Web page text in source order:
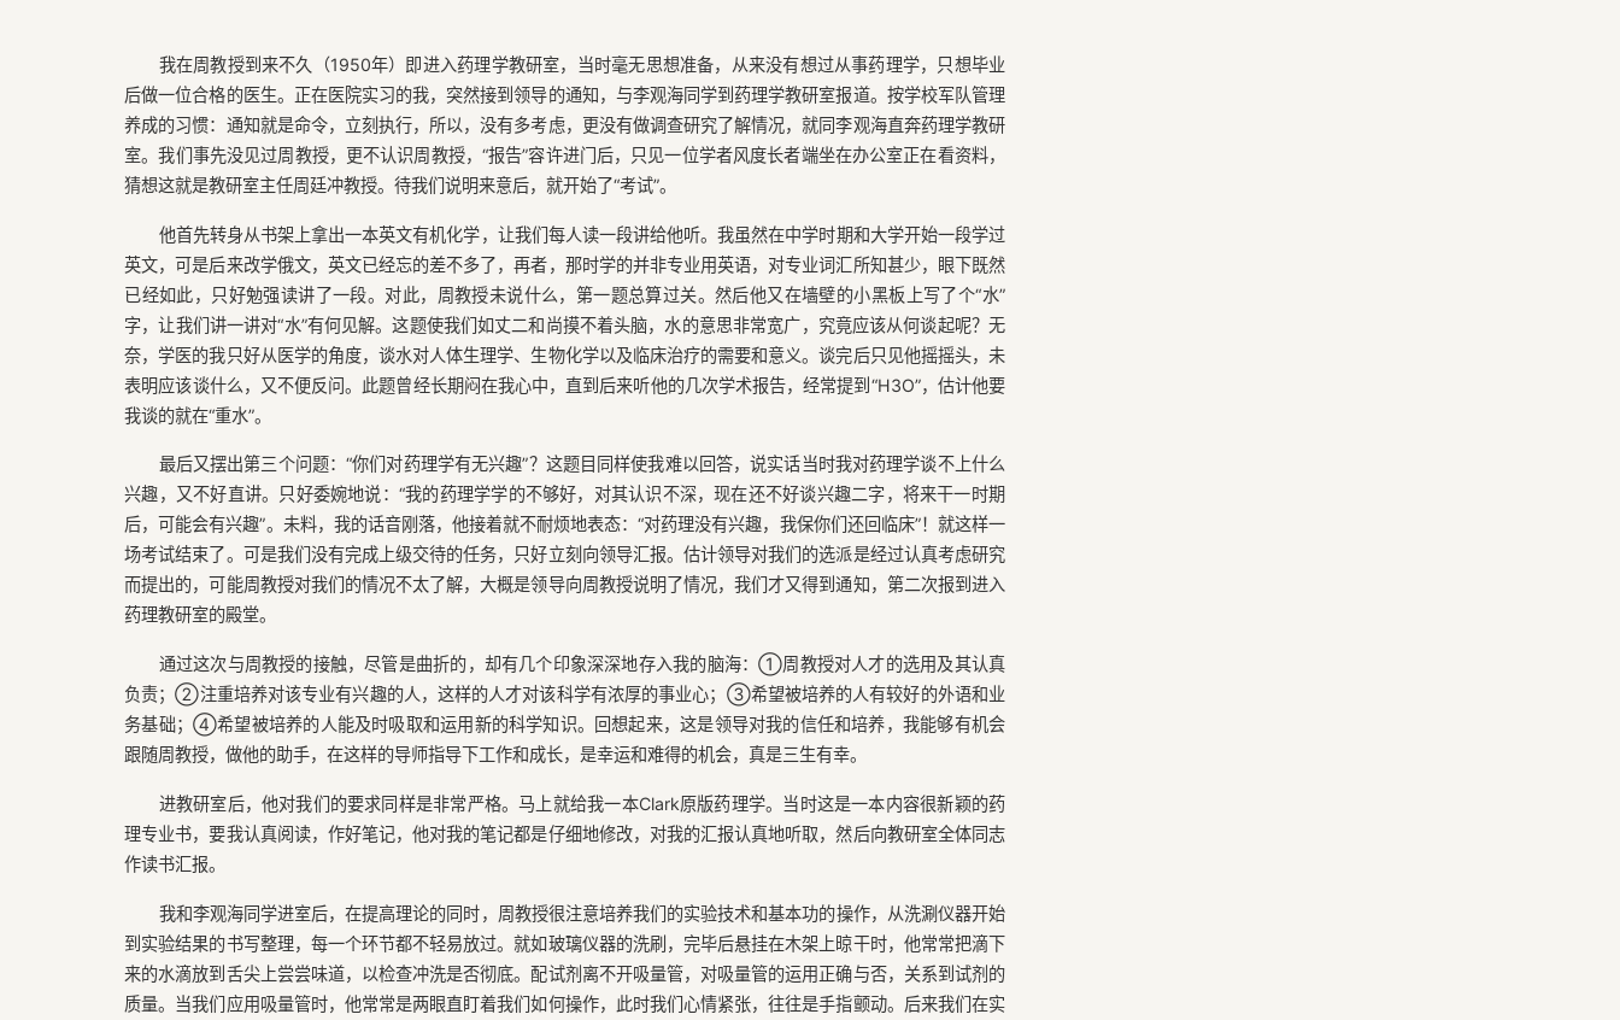
我在周教授到来不久（1950年）即进入药理学教研室，当时毫无思想准备，从来没有想过从事药理学，只想毕业
后做一位合格的医生。正在医院实习的我，突然接到领导的通知，与李观海同学到药理学教研室报道。按学校军队管理
养成的习惯：通知就是命令，立刻执行，所以，没有多考虑，更没有做调查研究了解情况，就同李观海直奔药理学教研
室。我们事先没见过周教授，更不认识周教授，“报告”容许进门后，只见一位学者风度长者端坐在办公室正在看资料，
猜想这就是教研室主任周廷冲教授。待我们说明来意后，就开始了“考试”。
他首先转身从书架上拿出一本英文有机化学，让我们每人读一段讲给他听。我虽然在中学时期和大学开始一段学过
英文，可是后来改学俄文，英文已经忘的差不多了，再者，那时学的并非专业用英语，对专业词汇所知甚少，眼下既然
已经如此，只好勉强读讲了一段。对此，周教授未说什么，第一题总算过关。然后他又在墙壁的小黑板上写了个“水”
字，让我们讲一讲对“水”有何见解。这题使我们如丈二和尚摸不着头脑，水的意思非常宽广，究竟应该从何谈起呢？无
奈，学医的我只好从医学的角度，谈水对人体生理学、生物化学以及临床治疗的需要和意义。谈完后只见他摇摇头，未
表明应该谈什么，又不便反问。此题曾经长期闷在我心中，直到后来听他的几次学术报告，经常提到“H3O”，估计他要
我谈的就在“重水”。
最后又摆出第三个问题：“你们对药理学有无兴趣”？这题目同样使我难以回答，说实话当时我对药理学谈不上什么
兴趣，又不好直讲。只好委婉地说：“我的药理学学的不够好，对其认识不深，现在还不好谈兴趣二字，将来干一时期
后，可能会有兴趣”。未料，我的话音刚落，他接着就不耐烦地表态：“对药理没有兴趣，我保你们还回临床”！就这样一
场考试结束了。可是我们没有完成上级交待的任务，只好立刻向领导汇报。估计领导对我们的选派是经过认真考虑研究
而提出的，可能周教授对我们的情况不太了解，大概是领导向周教授说明了情况，我们才又得到通知，第二次报到进入
药理教研室的殿堂。
通过这次与周教授的接触，尽管是曲折的，却有几个印象深深地存入我的脑海：①周教授对人才的选用及其认真
负责；②注重培养对该专业有兴趣的人，这样的人才对该科学有浓厚的事业心；③希望被培养的人有较好的外语和业
务基础；④希望被培养的人能及时吸取和运用新的科学知识。回想起来，这是领导对我的信任和培养，我能够有机会
跟随周教授，做他的助手，在这样的导师指导下工作和成长，是幸运和难得的机会，真是三生有幸。
进教研室后，他对我们的要求同样是非常严格。马上就给我一本Clark原版药理学。当时这是一本内容很新颖的药
理专业书，要我认真阅读，作好笔记，他对我的笔记都是仔细地修改，对我的汇报认真地听取，然后向教研室全体同志
作读书汇报。
我和李观海同学进室后，在提高理论的同时，周教授很注意培养我们的实验技术和基本功的操作，从洗涮仪器开始
到实验结果的书写整理，每一个环节都不轻易放过。就如玻璃仪器的洗刷，完毕后悬挂在木架上晾干时，他常常把滴下
来的水滴放到舌尖上尝尝味道，以检查冲洗是否彻底。配试剂离不开吸量管，对吸量管的运用正确与否，关系到试剂的
质量。当我们应用吸量管时，他常常是两眼直盯着我们如何操作，此时我们心情紧张，往往是手指颤动。后来我们在实